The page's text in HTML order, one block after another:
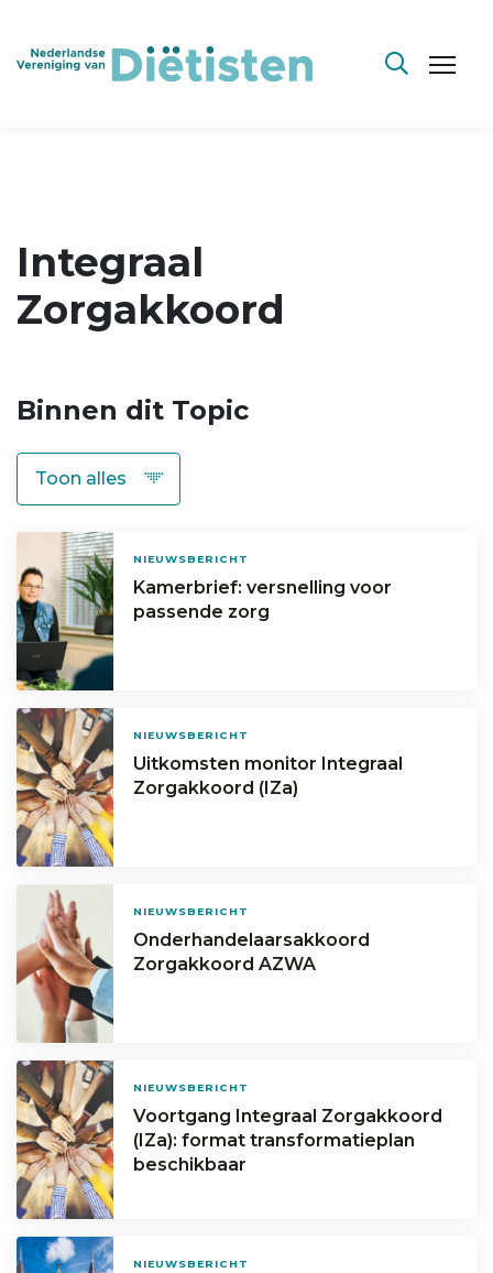
Integraal
Zorgakkoord
Binnen dit Topic
NIEUWSBERICHT
Kamerbrief: versnelling voor
passende zorg
NIEUWSBERICHT
Uitkomsten monitor Integraal
Zorgakkoord (IZa)
NIEUWSBERICHT
Onderhandelaarsakkoord
Zorgakkoord AZWA
NIEUWSBERICHT
Voortgang Integraal Zorgakkoord
(IZa): format transformatieplan
beschikbaar
NIEUWSBERICHT